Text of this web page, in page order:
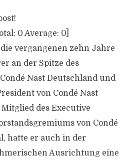
0 Average: 0]
vergangenen zehn Jahre
an der Spitze des
Nast Deutschland und
von Condé Nast
des Executive
von Condé
hatte er auch in der
Ausrichtung eine